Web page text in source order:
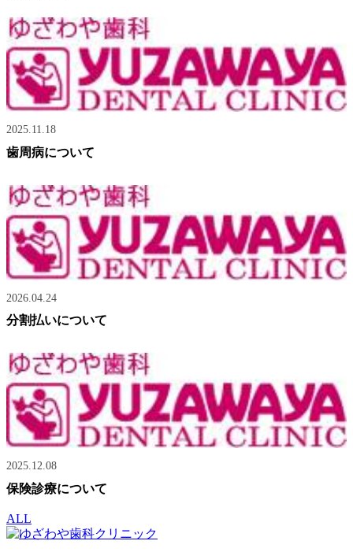
2025.11.18
歯周病について
2026.04.24
分割払いについて
2025.12.08
保険診療について
ALL